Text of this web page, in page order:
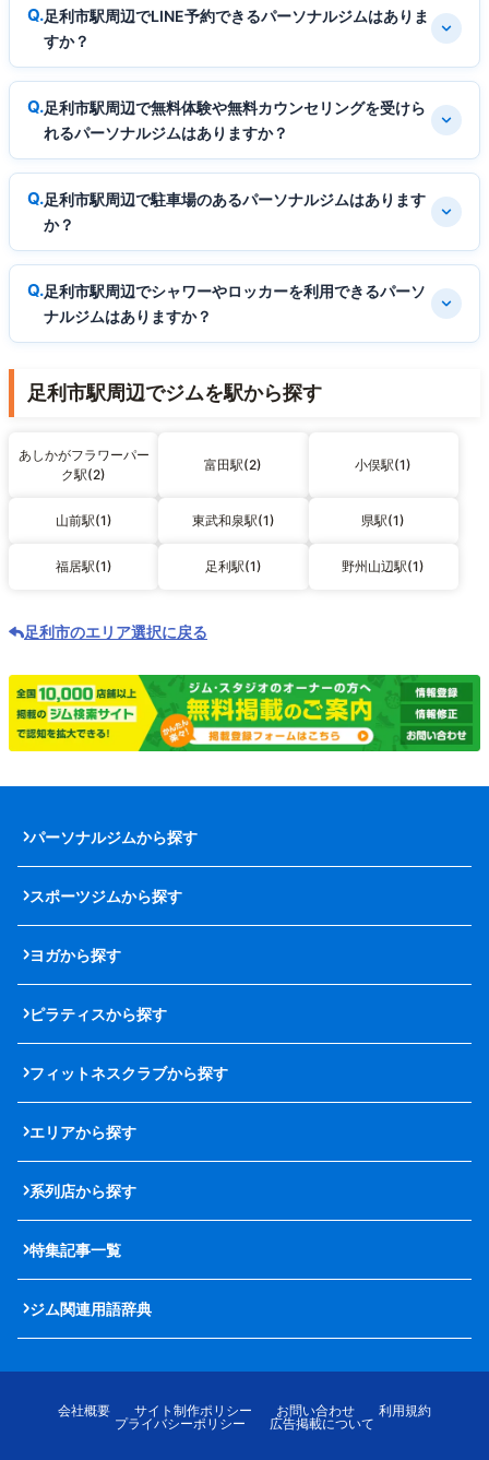
足利市駅周辺でLINE予約できるパーソナルジムはありま
すか？
足利市駅周辺で無料体験や無料カウンセリングを受けら
れるパーソナルジムはありますか？
足利市駅周辺で駐車場のあるパーソナルジムはあります
か？
足利市駅周辺でシャワーやロッカーを利用できるパーソ
ナルジムはありますか？
足利市駅周辺でジムを駅から探す
あしかがフラワーパー
ク駅(2)
富田駅(2) 小俣駅(1)
山前駅(1) 東武和泉駅(1) 県駅(1)
福居駅(1) 足利駅(1) 野州山辺駅(1)
足利市のエリア選択に戻る
パーソナルジムから探す
スポーツジムから探す
ヨガから探す
ピラティスから探す
フィットネスクラブから探す
エリアから探す
系列店から探す
特集記事一覧
ジム関連用語辞典
会社概要 サイト制作ポリシー お問い合わせ
利用規約
プライバシーポリシー
広告掲載について